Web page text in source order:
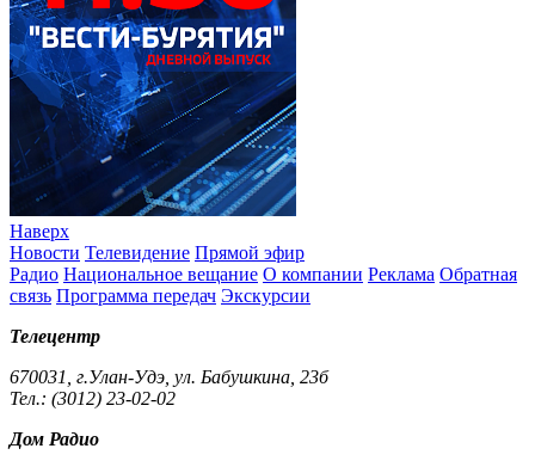
Наверх
Новости Телевидение Прямой эфир
Радио Национальное вещание О компании Реклама Обратная
связь Программа передач Экскурсии
Телецентр
670031, г.Улан-Удэ, ул. Бабушкина, 23б
Тел.: (3012) 23-02-02
Дом Радио